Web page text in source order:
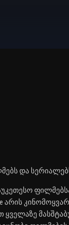
და
არის